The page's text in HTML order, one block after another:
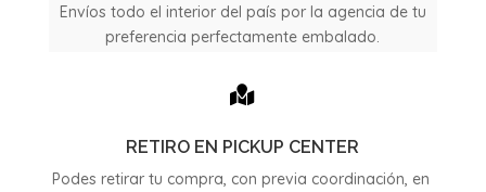
Envíos todo el interior del país por la agencia de tu
preferencia perfectamente embalado.

RETIRO EN PICKUP CENTER
Podes retirar tu compra, con previa coordinación, en